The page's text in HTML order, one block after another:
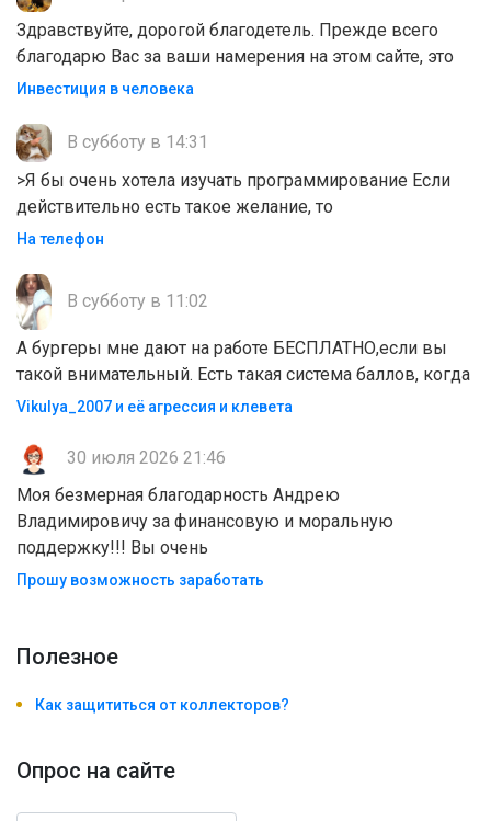
Здравствуйте, дорогой благодетель. Прежде всего
благодарю Вас за ваши намерения на этом сайте, это
Инвестиция в человека
В субботу в 14:31
>Я бы очень хотела изучать программирование Если
действительно есть такое желание, то
На телефон
В субботу в 11:02
А бургеры мне дают на работе БЕСПЛАТНО,если вы
такой внимательный. Есть такая система баллов, когда
Vikulya_2007 и её агрессия и клевета
30 июля 2026 21:46
Моя безмерная благодарность Андрею
Владимировичу за финансовую и моральную
поддержку!!! Вы очень
Прошу возможность заработать
Полезноe
Как защититься от коллекторов?
Опрос на сайте